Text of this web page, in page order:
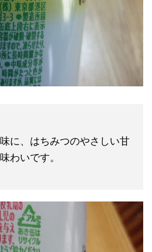
に、はちみつのやさしい甘
わいです。